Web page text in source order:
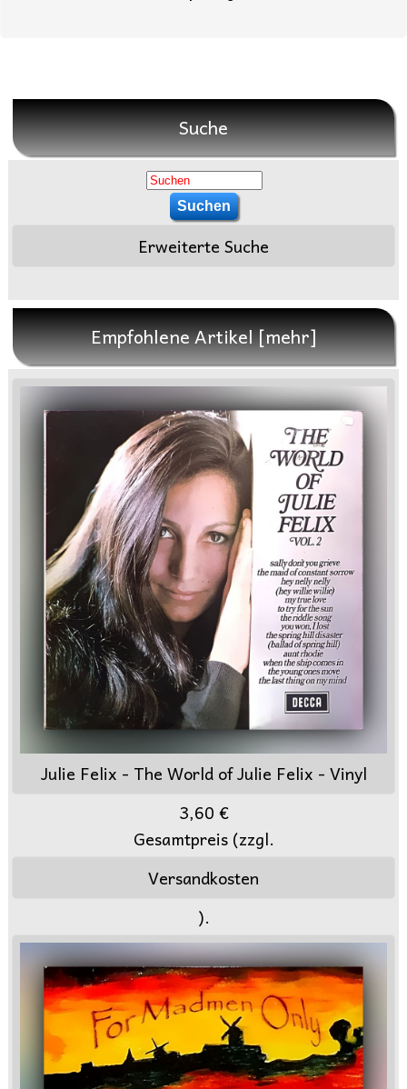
Suche
Erweiterte Suche
Empfohlene Artikel [mehr]
Julie Felix - The World of Julie Felix - Vinyl
3,60 €
Gesamtpreis (zzgl.
Versandkosten
).